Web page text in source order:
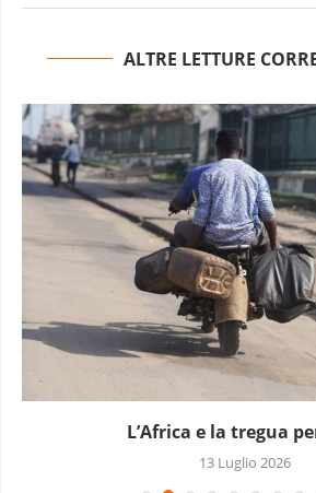
ALTRE LETTURE
L’Africa e la tregua
13 Luglio 2026